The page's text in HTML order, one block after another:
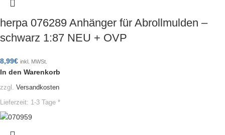
herpa 076289 Anhänger für Abrollmulden –
schwarz 1:87 NEU + OVP
8,99€ inkl. MWSt.
In den Warenkorb
zzgl. Versandkosten
Lieferzeit: 1-3 Tage *